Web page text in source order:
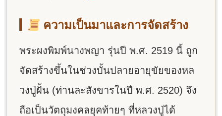
ความเป็นมาและการจัดสร้าง
พระผงพิมพ์นางพญา รุ่นปี พ.ศ. 2519 นี้ ถูก
จัดสร้างขึ้นในช่วงบั้นปลายอายุขัยของหล
วงปู่ฝั้น (ท่านละสังขารในปี พ.ศ. 2520) จึง
ถือเป็นวัตถุมงคลยุคท้ายๆ ที่หลวงปู่ได้